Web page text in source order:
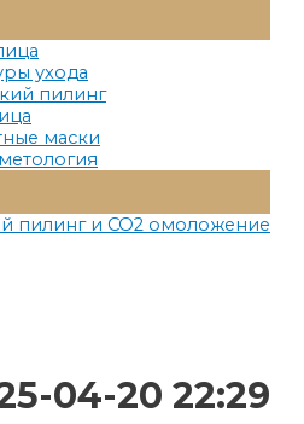
Меню
ухода
пилинг
маски
Меню
пилинг и СО2 омоложение
04-20 22:29